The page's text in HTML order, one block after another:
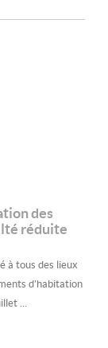
des
réduite
à tous des lieux
d’habitation
...